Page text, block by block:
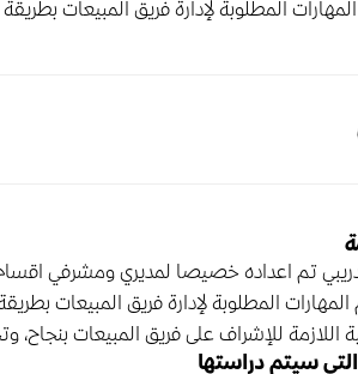
المهارات المطلوبة لإدارة فريق المبيعات
تم اعداده خصيصا لمديري ومشرفي اقسام
المطلوبة لإدارة فريق المبيعات
اللازمة للإشراف على فريق المبيعات بنجاح،
التي سيتم دراستها